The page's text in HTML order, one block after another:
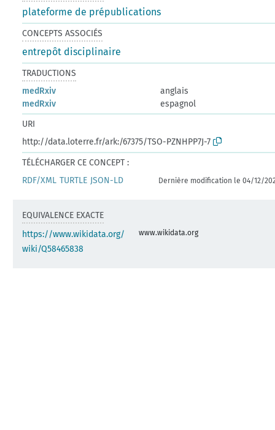
plateforme de prépublications
CONCEPTS ASSOCIÉS
entrepôt disciplinaire
TRADUCTIONS
medRxiv
anglais
medRxiv
espagnol
URI
http://data.loterre.fr/ark:/67375/TSO-PZNHPP7J-7
TÉLÉCHARGER CE CONCEPT :
RDF/XML TURTLE JSON-LD Dernière modification le 04/12/
EQUIVALENCE EXACTE
https://www.wikidata.org/
wiki/Q58465838
www.wikidata.org